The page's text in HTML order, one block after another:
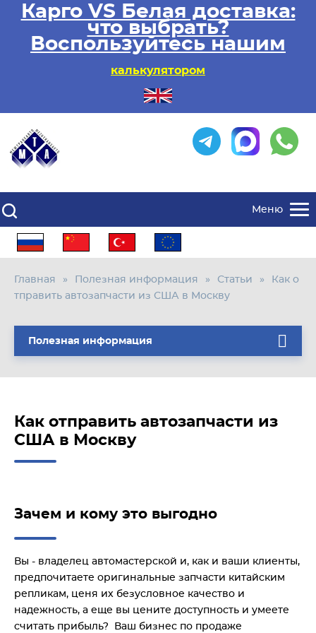
Карго VS Белая доставка:
что выбрать?
Воспользуйтесь нашим
калькулятором
Меню
Главная Полезная информация Статьи
Как о
тправить автозапчасти из США в Москву
Полезная информация
Как отправить автозапчасти из
США в Москву
Зачем и кому это выгодно
Вы - владелец автомастерской и, как и ваши клиенты,
предпочитаете оригинальные запчасти китайским
репликам, ценя их безусловное качество и
надежность, а еще вы цените доступность и умеете
считать прибыль? Ваш бизнес по продаже